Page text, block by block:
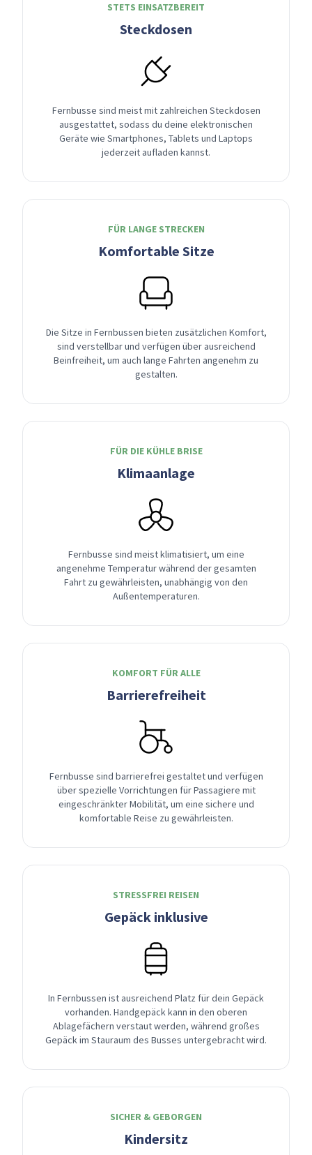
STETS EINSATZBEREIT
Steckdosen
Fernbusse sind meist mit zahlreichen Steckdosen
ausgestattet, sodass du deine elektronischen
Geräte wie Smartphones, Tablets und Laptops
jederzeit aufladen kannst.
FÜR LANGE STRECKEN
Komfortable Sitze
Die Sitze in Fernbussen bieten zusätzlichen Komfort,
sind verstellbar und verfügen über ausreichend
Beinfreiheit, um auch lange Fahrten angenehm zu
gestalten.
FÜR DIE KÜHLE BRISE
Klimaanlage
Fernbusse sind meist klimatisiert, um eine
angenehme Temperatur während der gesamten
Fahrt zu gewährleisten, unabhängig von den
Außentemperaturen.
KOMFORT FÜR ALLE
Barrierefreiheit
Fernbusse sind barrierefrei gestaltet und verfügen
über spezielle Vorrichtungen für Passagiere mit
eingeschränkter Mobilität, um eine sichere und
komfortable Reise zu gewährleisten.
STRESSFREI REISEN
Gepäck inklusive
In Fernbussen ist ausreichend Platz für dein Gepäck
vorhanden. Handgepäck kann in den oberen
Ablagefächern verstaut werden, während großes
Gepäck im Stauraum des Busses untergebracht wird.
SICHER & GEBORGEN
Kindersitz